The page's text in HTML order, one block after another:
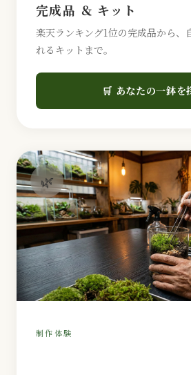
完成品 ＆ キット
楽天ランキング1位の完成品から、
れるキットまで。
🛒 あなたの一鉢を
🌿
制作体験